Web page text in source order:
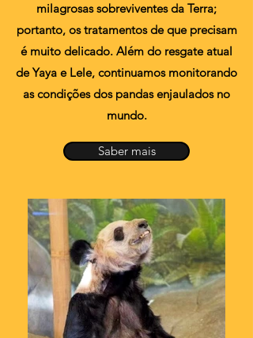
milagrosas sobreviventes da Terra;
portanto, os tratamentos de que precisam
é muito delicado. Além do resgate atual
de Yaya e Lele, continuamos monitorando
as condições dos pandas enjaulados no
mundo.
Saber mais